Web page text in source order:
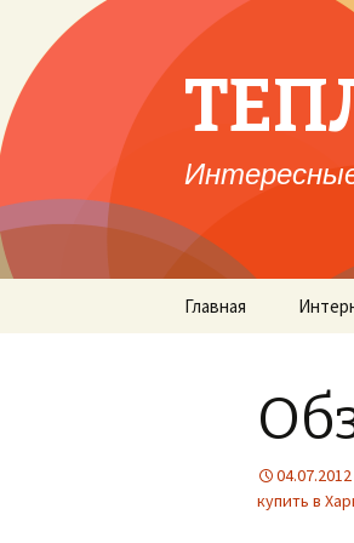
Перейти
Главная
04.07.2012
купить в